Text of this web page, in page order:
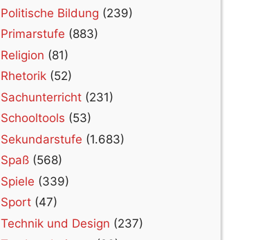
Politische Bildung (239)
Primarstufe (883)
Religion (81)
Rhetorik (52)
Sachunterricht (231)
Schooltools (53)
Sekundarstufe (1.683)
Spaß (568)
Spiele (339)
Sport (47)
Technik und Design (237)